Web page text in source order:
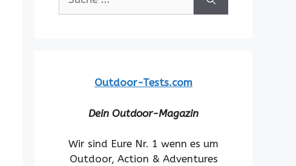
nach:
Outdoor-Tests.com
Dein Outdoor-Magazin
Wir sind Eure Nr. 1 wenn es um
Outdoor, Action & Adventures